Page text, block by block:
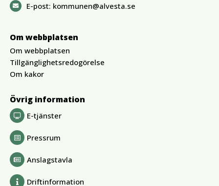
E-post: kommunen@alvesta.se
Om webbplatsen
Om webbplatsen
Tillgänglighetsredogörelse
Om kakor
Övrig information
E-tjänster
Pressrum
Anslagstavla
Driftinformation